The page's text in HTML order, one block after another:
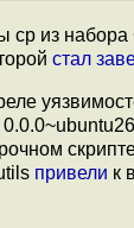
cp из
стал
привели к